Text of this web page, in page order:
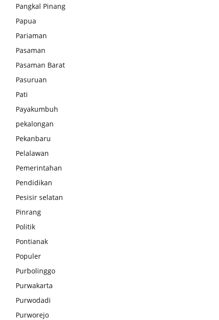
Pangkal Pinang
Papua
Pariaman
Pasaman
Pasaman Barat
Pasuruan
Pati
Payakumbuh
pekalongan
Pekanbaru
Pelalawan
Pemerintahan
Pendidikan
Pesisir selatan
Pinrang
Politik
Pontianak
Populer
Purbolinggo
Purwakarta
Purwodadi
Purworejo